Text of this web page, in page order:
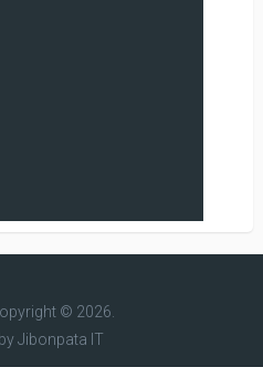
© 2026.
Jibonpata IT